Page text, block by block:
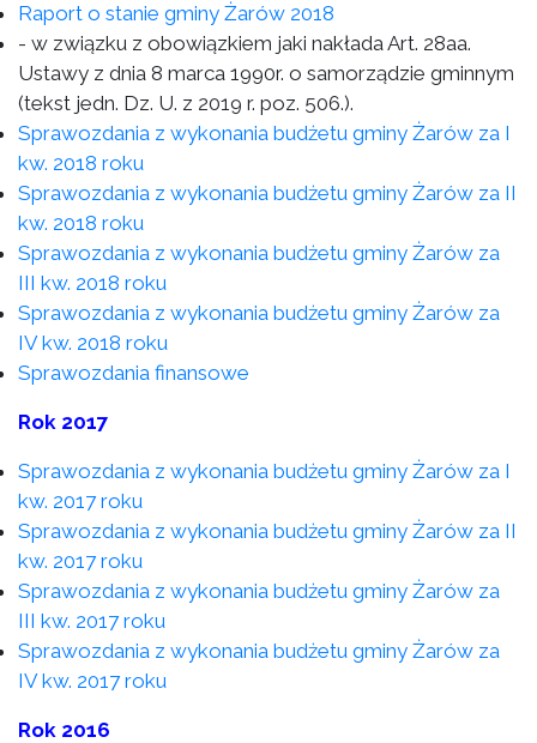
Raport o stanie gminy Żarów 2018
- w związku z obowiązkiem jaki nakłada Art. 28aa.
Ustawy z dnia 8 marca 1990r. o samorządzie gminnym
(tekst jedn. Dz. U. z 2019 r. poz. 506.).
Sprawozdania z wykonania budżetu gminy Żarów za I
kw. 2018 roku
Sprawozdania z wykonania budżetu gminy Żarów za II
kw. 2018 roku
Sprawozdania z wykonania budżetu gminy Żarów za
III kw. 2018 roku
Sprawozdania z wykonania budżetu gminy Żarów za
IV kw. 2018 roku
Sprawozdania finansowe
Rok 2017
Sprawozdania z wykonania budżetu gminy Żarów za I
kw. 2017 roku
Sprawozdania z wykonania budżetu gminy Żarów za II
kw. 2017 roku
Sprawozdania z wykonania budżetu gminy Żarów za
III kw. 2017 roku
Sprawozdania z wykonania budżetu gminy Żarów za
IV kw. 2017 roku
Rok 2016